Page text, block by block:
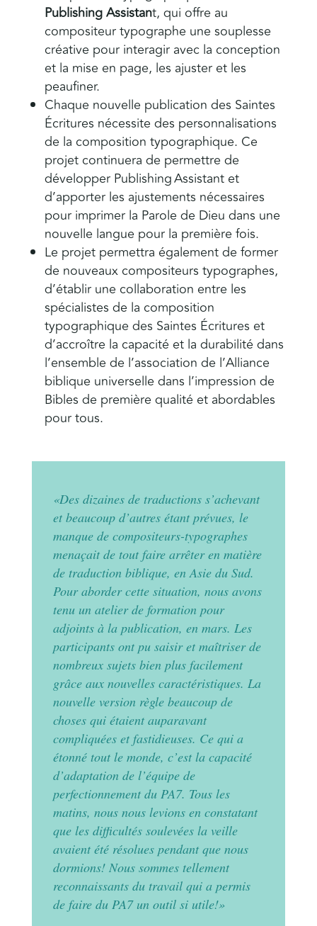
Publishing Assistant, qui offre au
compositeur typographe une souplesse
créative pour interagir avec la conception
et la mise en page, les ajuster et les
peaufiner.
Chaque nouvelle publication des Saintes
Écritures nécessite des personnalisations
de la composition typographique. Ce
projet continuera de permettre de
développer Publishing Assistant et
d’apporter les ajustements nécessaires
pour imprimer la Parole de Dieu dans une
nouvelle langue pour la première fois.
Le projet permettra également de former
de nouveaux compositeurs typographes,
d’établir une collaboration entre les
spécialistes de la composition
typographique des Saintes Écritures et
d’accroître la capacité et la durabilité dans
l’ensemble de l’association de l’Alliance
biblique universelle dans l’impression de
Bibles de première qualité et abordables
pour tous.
«Des dizaines de traductions s’achevant
et beaucoup d’autres étant prévues, le
manque de compositeurs-typographes
menaçait de tout faire arrêter en matière
de traduction biblique, en Asie du Sud.
Pour aborder cette situation, nous avons
tenu un atelier de formation pour
adjoints à la publication, en mars. Les
participants ont pu saisir et maîtriser de
nombreux sujets bien plus facilement
grâce aux nouvelles caractéristiques. La
nouvelle version règle beaucoup de
choses qui étaient auparavant
compliquées et fastidieuses. Ce qui a
étonné tout le monde, c’est la capacité
d’adaptation de l’équipe de
perfectionnement du PA7. Tous les
matins, nous nous levions en constatant
que les difficultés soulevées la veille
avaient été résolues pendant que nous
dormions! Nous sommes tellement
reconnaissants du travail qui a permis
de faire du PA7 un outil si utile!»